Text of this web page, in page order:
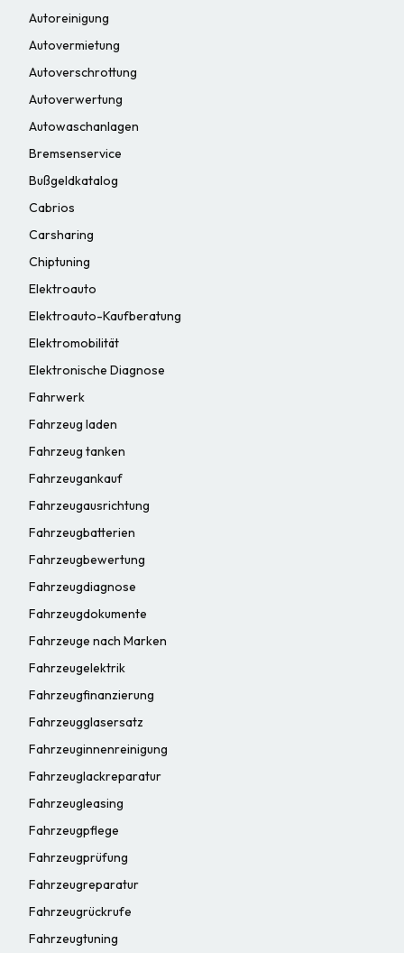
Autoreinigung
Autovermietung
Autoverschrottung
Autoverwertung
Autowaschanlagen
Bremsenservice
Bußgeldkatalog
Cabrios
Carsharing
Chiptuning
Elektroauto
Elektroauto-Kaufberatung
Elektromobilität
Elektronische Diagnose
Fahrwerk
Fahrzeug laden
Fahrzeug tanken
Fahrzeugankauf
Fahrzeugausrichtung
Fahrzeugbatterien
Fahrzeugbewertung
Fahrzeugdiagnose
Fahrzeugdokumente
Fahrzeuge nach Marken
Fahrzeugelektrik
Fahrzeugfinanzierung
Fahrzeugglasersatz
Fahrzeuginnenreinigung
Fahrzeuglackreparatur
Fahrzeugleasing
Fahrzeugpflege
Fahrzeugprüfung
Fahrzeugreparatur
Fahrzeugrückrufe
Fahrzeugtuning